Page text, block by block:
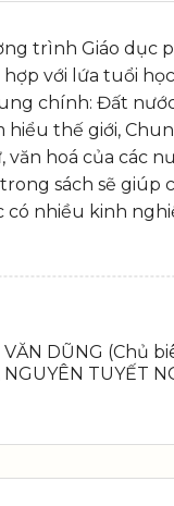
trình Giáo
với lứa tuổi
chính: Đất
thế giới,
hoá của các
sách sẽ
có nhiều kinh
DŨNG (Chủ
TUYẾT